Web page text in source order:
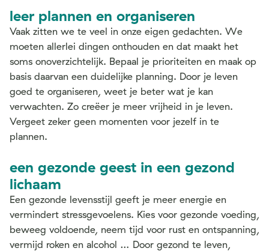
leer plannen en organiseren
Vaak zitten we te veel in onze eigen gedachten. We
moeten allerlei dingen onthouden en dat maakt het
soms onoverzichtelijk. Bepaal je prioriteiten en maak op
basis daarvan een duidelijke planning. Door je leven
goed te organiseren, weet je beter wat je kan
verwachten. Zo creëer je meer vrijheid in je leven.
Vergeet zeker geen momenten voor jezelf in te
plannen.
een gezonde geest in een gezond
lichaam
Een gezonde levensstijl geeft je meer energie en
vermindert stressgevoelens. Kies voor gezonde voeding,
beweeg voldoende, neem tijd voor rust en ontspanning,
vermijd roken en alcohol … Door gezond te leven,